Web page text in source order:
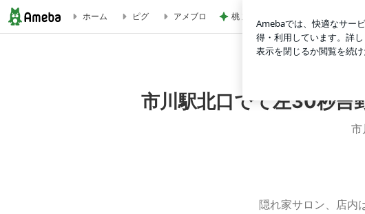
那須に行きました | 市川駅北口でて左30秒吉野家さんの上4階の美容室
ホーム ピグ アメブロ 桃 加工なしで美しい友人に驚き
市川駅北口でて左30秒吉
市
隠れ家サロン、店内